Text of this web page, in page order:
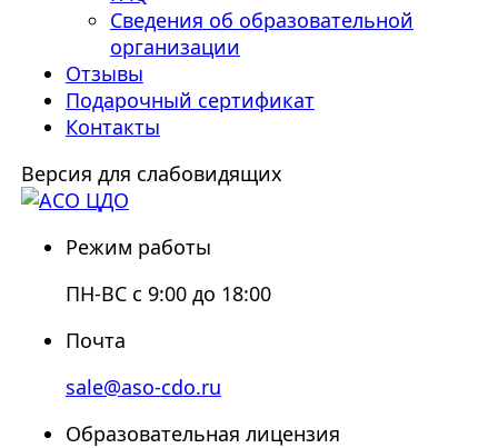
Сведения об образовательной
организации
Отзывы
Подарочный сертификат
Контакты
Версия для слабовидящих
Режим работы
ПН-ВС с 9:00 до 18:00
Почта
sale@aso-cdo.ru
Образовательная лицензия